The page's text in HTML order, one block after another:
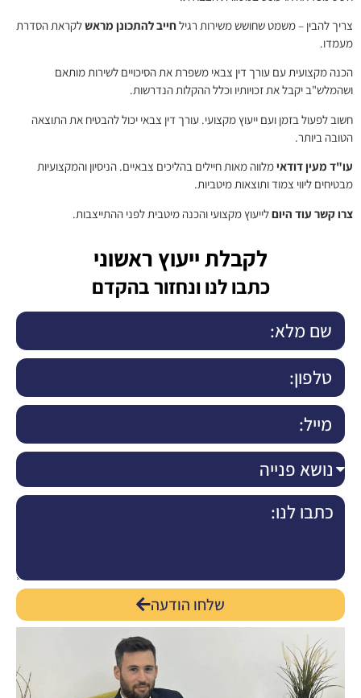
צריך להבין – משמט שחושש משירות רגילחייב להתכונן מראשלקראת הסדרת
מעמדו.
הכנה מקצועית עם עורך דין צבאי משפרת את הסיכויים לשירות מותאם
ושהמלש"ב יקבל את זכויותיו וכלל ההקלות הנדרשות.
חשוב לפעול בזמן ועם ייעוץ מקצועי. עורך דין צבאי יכול להבטיח את התוצאה
הטובה ביותר.
עו"ד מעין דודאימלווה מאות חיילים בהליכים צבאיים. הניסיון והמקצועיות
מבטיחים ליווי צמוד ותוצאות מיטביות.
צרו קשר עוד היוםלייעוץ מקצועי והכנה מיטבית לפני ההתייצבות.
לקבלת ייעוץ ראשוני
כתבו לנו ונחזור בהקדם
שלחו הודעה